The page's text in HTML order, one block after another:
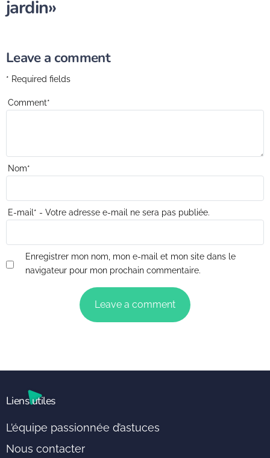
jardin»
Leave a comment
* Required fields
Comment*
Nom*
E-mail * - Votre adresse e-mail ne sera pas publiée.
Enregistrer mon nom, mon e-mail et mon site dans le
navigateur pour mon prochain commentaire.
Liens utiles
L’équipe passionnée d’astuces
Nous contacter